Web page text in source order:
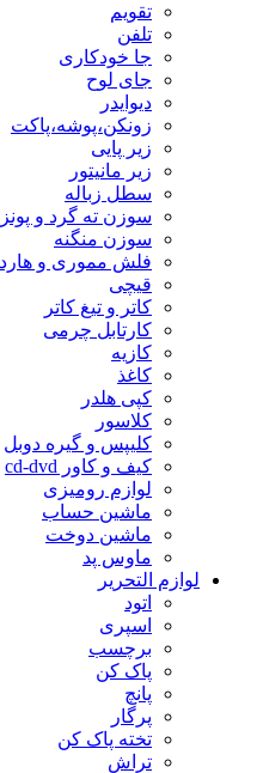
تقویم
تلفن
جا خودکاری
جای لوح
دیوایدر
زونکن،پوشه،پاکت
زیر پایی
زیر مانیتور
سطل زباله
سوزن ته گرد و پونز
سوزن منگنه
فلش مموری و هارد
قیچی
کاتر و تیغ کاتر
کارتابل چرمی
کازیه
کاغذ
کپی هلدر
کلاسور
کلیپس و گیره دوبل
کیف و کاور cd-dvd
لوازم رومیزی
ماشین حساب
ماشین دوخت
ماوس پد
لوازم التحریر
اتود
اسپری
برچسب
پاک کن
پانچ
پرگار
تخته پاک کن
تراش